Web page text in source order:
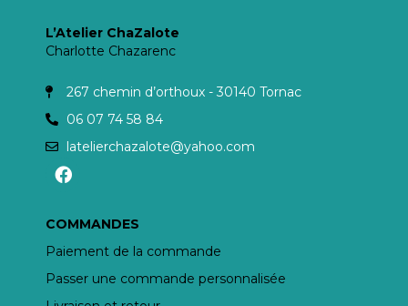
L’Atelier ChaZalote
Charlotte Chazarenc
267 chemin d’orthoux - 30140 Tornac
06 07 74 58 84
latelierchazalote@yahoo.com
COMMANDES
Paiement de la commande
Passer une commande personnalisée